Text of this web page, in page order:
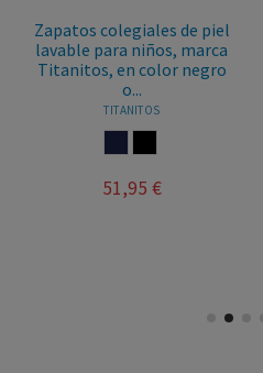
Zapatos colegiales de piel
lavable para niños, marca
Titanitos, en color negro
o...
TITANITOS
51,95 €